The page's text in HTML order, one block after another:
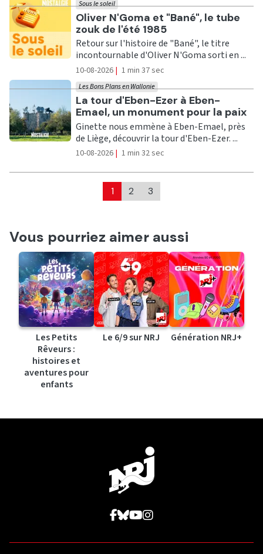
Ecouter
Oliver N'Goma et "Bané", le tube
zouk de l'été 1985
Sous le soleil
Retour sur l'histoire de "Bané", le titre
incontournable d'Oliver N'Goma sorti en ...
10-08-2026 | 1 min 37 sec
Ecouter
La tour d'Eben-Ezer à Eben-
Emael, un monument pour la paix
Les Bons Plans en Wallonie
Ginette nous emmène à Eben-Emael, près
de Liège, découvrir la tour d'Eben-Ezer. ...
10-08-2026 | 1 min 32 sec
1 2 3
Vous pourriez aimer aussi
Les Petits
Rêveurs :
histoires et
aventures pour
enfants
Le 6/9 sur NRJ Génération NRJ+